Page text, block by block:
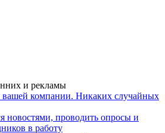
и рекламы
вашей компании. Никаких случайных
новостями, проводить опросы и
в работу